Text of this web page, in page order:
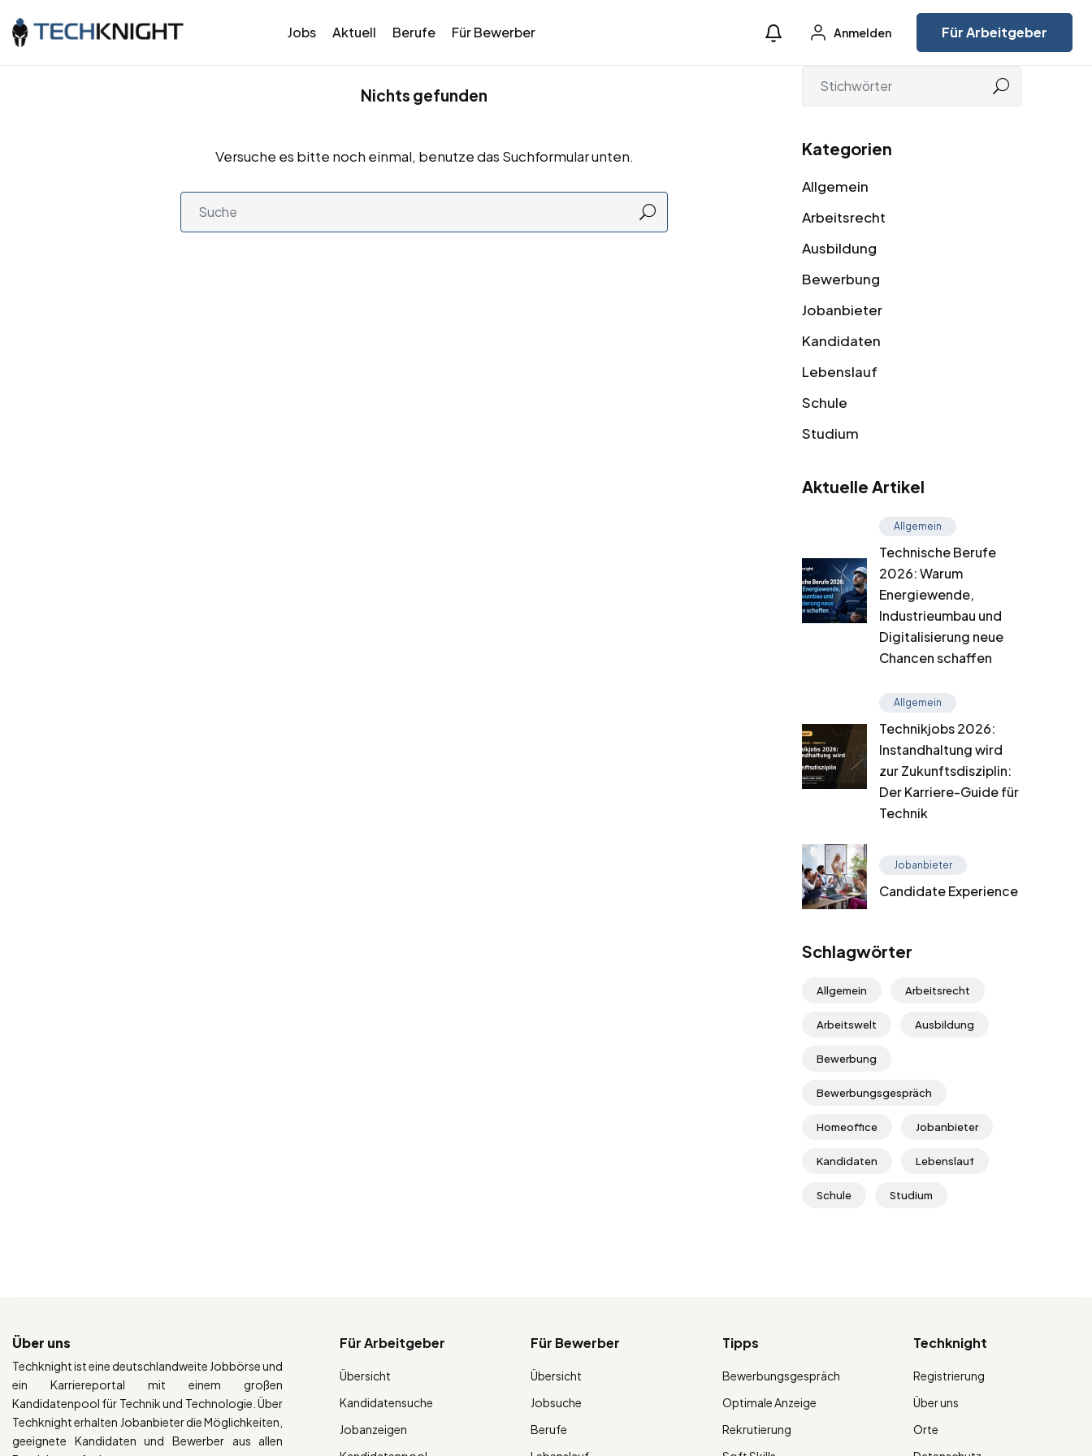
Jobs Aktuell Berufe Für Bewerber Anmelden Für Arbeitgeber
Nichts gefunden
Versuche es bitte noch einmal, benutze das Suchformular unten. Kategorien
Allgemein
Arbeitsrecht
Ausbildung
Bewerbung
Jobanbieter
Kandidaten
Lebenslauf
Schule
Studium
Aktuelle Artikel
Allgemein
Technische Berufe
2026: Warum
Energiewende,
Industrieumbau und
Digitalisierung neue
Chancen schaffen
Allgemein
Technikjobs 2026:
Instandhaltung wird
zur Zukunftsdisziplin:
Der Karriere-Guide für
Technik
Jobanbieter
Candidate Experience
Schlagwörter
Allgemein Arbeitsrecht
Arbeitswelt Ausbildung
Bewerbung
Bewerbungsgespräch
Homeoffice Jobanbieter
Kandidaten Lebenslauf
Schule Studium
Über uns
Techknight ist eine deutschlandweite Jobbörse und
ein Karriereportal mit einem großen
Kandidatenpool für Technik und Technologie. Über
Techknight erhalten Jobanbieter die Möglichkeiten,
geeignete Kandidaten und Bewerber aus allen
Für Arbeitgeber
Übersicht
Kandidatensuche
Jobanzeigen
Für Bewerber
Übersicht
Jobsuche
Berufe
Tipps
Bewerbungsgespräch
Optimale Anzeige
Rekrutierung
Techknight
Registrierung
Über uns
Orte